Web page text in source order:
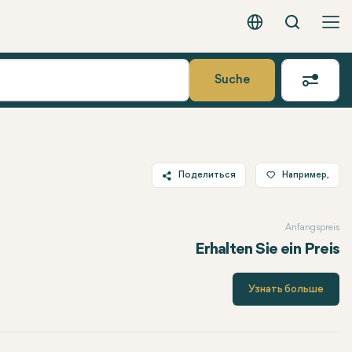
Русский - EUR
Вызов
Suche
Поделиться Например,
Anfangspreis
Erhalten Sie ein Preis
Узнать больше